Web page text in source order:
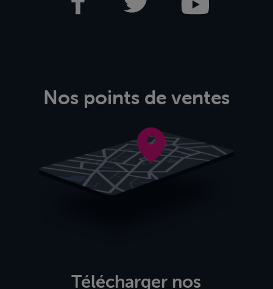
Nos points de ventes
Télécharger nos